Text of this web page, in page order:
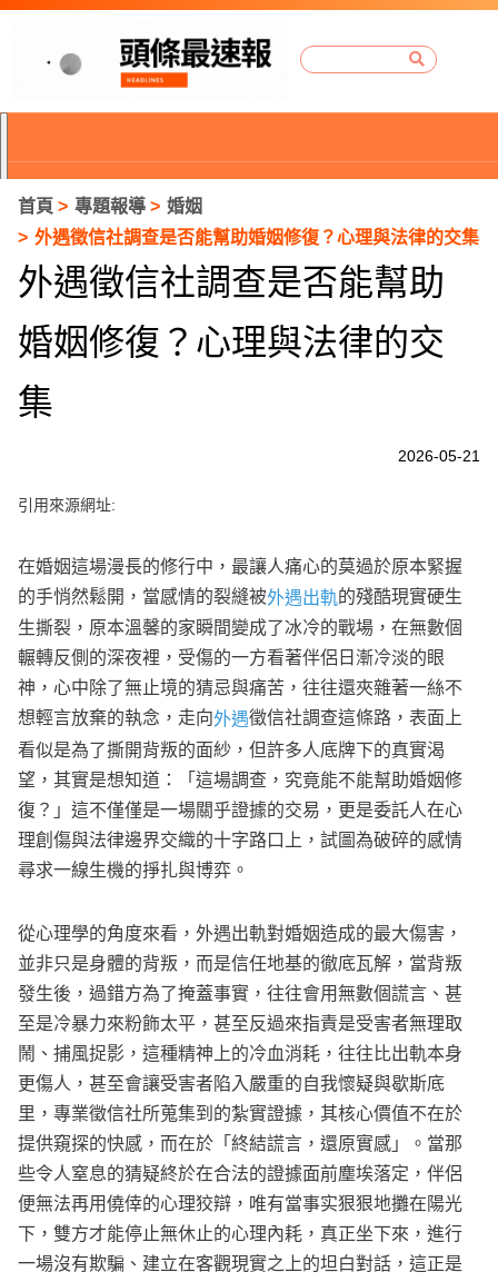
首頁 專題報導
婚姻
外遇徵信社調查是否能幫助婚姻修復？心理與法律的交集
外遇徵信社調查是否能幫助
婚姻修復？心理與法律的交
集
2026-05-21
引用來源網址:
在婚姻這場漫長的修行中，最讓人痛心的莫過於原本緊握
的手悄然鬆開，當感情的裂縫被外遇出軌的殘酷現實硬生
生撕裂，原本溫馨的家瞬間變成了冰冷的戰場，在無數個
輾轉反側的深夜裡，受傷的一方看著伴侶日漸冷淡的眼
神，心中除了無止境的猜忌與痛苦，往往還夾雜著一絲不
想輕言放棄的執念，走向外遇徵信社調查這條路，表面上
看似是為了撕開背叛的面紗，但許多人底牌下的真實渴
望，其實是想知道：「這場調查，究竟能不能幫助婚姻修
復？」這不僅僅是一場關乎證據的交易，更是委託人在心
理創傷與法律邊界交織的十字路口上，試圖為破碎的感情
尋求一線生機的掙扎與博弈。
從心理學的角度來看，外遇出軌對婚姻造成的最大傷害，
並非只是身體的背叛，而是信任地基的徹底瓦解，當背叛
發生後，過錯方為了掩蓋事實，往往會用無數個謊言、甚
至是冷暴力來粉飾太平，甚至反過來指責是受害者無理取
鬧、捕風捉影，這種精神上的冷血消耗，往往比出軌本身
更傷人，甚至會讓受害者陷入嚴重的自我懷疑與歇斯底
里，專業徵信社所蒐集到的紮實證據，其核心價值不在於
提供窺探的快感，而在於「終結謊言，還原實感」。當那
些令人窒息的猜疑終於在合法的證據面前塵埃落定，伴侶
便無法再用僥倖的心理狡辯，唯有當事实狠狠地攤在陽光
下，雙方才能停止無休止的心理內耗，真正坐下來，進行
一場沒有欺騙、建立在客觀現實之上的坦白對話，這正是